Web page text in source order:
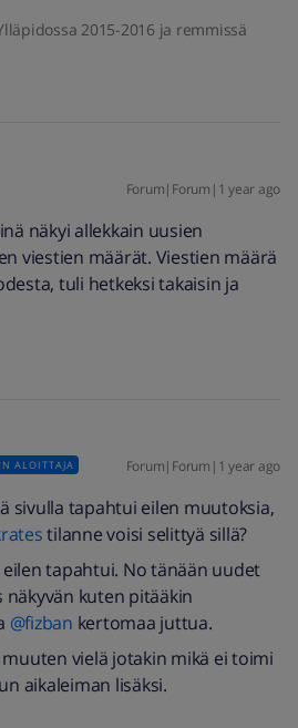
2015-2016 ja remmissä
Forum|Forum|1 year ago
näkyi allekkain uusien
viestien määrät. Viestien määrä
tuli hetkeksi takaisin ja
ALOITTAJA Forum|Forum|1 year ago
sivulla tapahtui eilen muutoksia,
tilanne voisi selittyä sillä?
eilen tapahtui. No tänään uudet
kuten pitääkin
@fizban kertomaa juttua.
vielä jotakin mikä ei toimi
aikaleiman lisäksi.